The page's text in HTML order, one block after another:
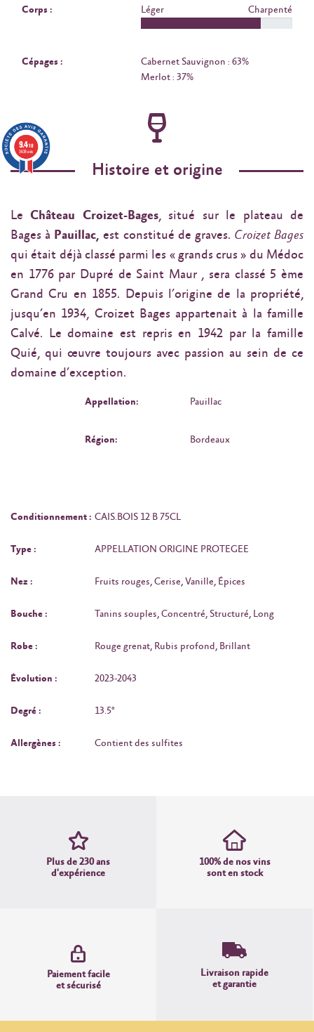
Corps : Léger Charpenté
Cépages :
Cabernet Sauvignon : 63%
Merlot : 37%
Histoire et origine
LeChâteau Croizet-Bages, situé sur le plateau de
Bages à Pauillac, est constitué de graves. Croizet Bages
qui était déjà classé parmi les « grands crus » du Médoc
en 1776 par Dupré de Saint Maur , sera classé 5 ème
Grand Cru en 1855. Depuis l’origine de la propriété,
jusqu’en 1934, Croizet Bages appartenait à la famille
Calvé. Le domaine est repris en 1942 par la famille
Quié, qui œuvre toujours avec passion au sein de ce
domaine d’exception.
Appellation: Pauillac
Région: Bordeaux
Conditionnement : CAIS.BOIS 12 B 75CL
Type : APPELLATION ORIGINE PROTEGEE
Nez : Fruits rouges, Cerise, Vanille, Épices
Bouche : Tanins souples, Concentré, Structuré, Long
Robe : Rouge grenat, Rubis profond, Brillant
Évolution : 2023-2043
Degré : 13.5°
Allergènes : Contient des sulfites
Plus de 230 ans
d'expérience
100% de nos vins
sont en stock
Paiement facile
et sécurisé
Livraison rapide
et garantie
9.4/10
3638 avis